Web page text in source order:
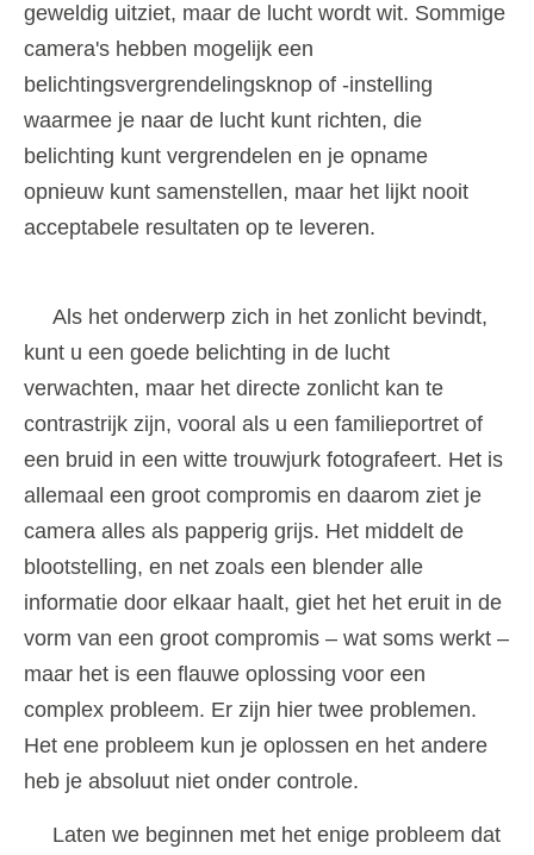
geweldig uitziet, maar de lucht wordt wit. Sommige
camera's hebben mogelijk een
belichtingsvergrendelingsknop of -instelling
waarmee je naar de lucht kunt richten, die
belichting kunt vergrendelen en je opname
opnieuw kunt samenstellen, maar het lijkt nooit
acceptabele resultaten op te leveren.
Als het onderwerp zich in het zonlicht bevindt,
kunt u een goede belichting in de lucht
verwachten, maar het directe zonlicht kan te
contrastrijk zijn, vooral als u een familieportret of
een bruid in een witte trouwjurk fotografeert. Het is
allemaal een groot compromis en daarom ziet je
camera alles als papperig grijs. Het middelt de
blootstelling, en net zoals een blender alle
informatie door elkaar haalt, giet het het eruit in de
vorm van een groot compromis – wat soms werkt –
maar het is een flauwe oplossing voor een
complex probleem. Er zijn hier twee problemen.
Het ene probleem kun je oplossen en het andere
heb je absoluut niet onder controle.
Laten we beginnen met het enige probleem dat